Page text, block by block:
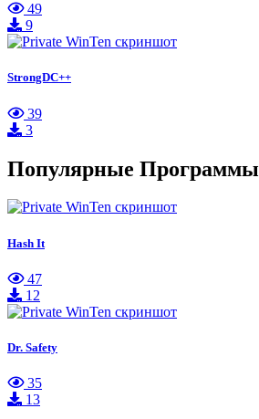
49
9
StrongDC++
39
3
Популярные Программы
Hash It
47
12
Dr. Safety
35
13